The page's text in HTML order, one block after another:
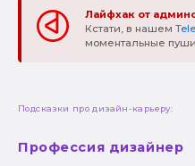
Лайфхак от
Кстати, в нашем
моментальные
Подсказки про дизайн-карьеру:
Профессия дизайнер